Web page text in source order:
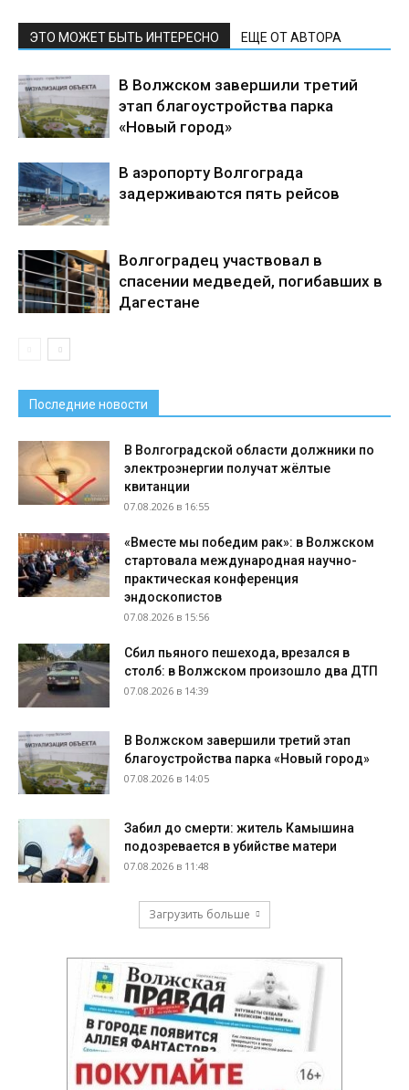
ЭТО МОЖЕТ БЫТЬ ИНТЕРЕСНО ЕЩЕ ОТ АВТОРА
В Волжском завершили третий
этап благоустройства парка
«Новый город»
В аэропорту Волгограда
задерживаются пять рейсов
Волгоградец участвовал в
спасении медведей, погибавших в
Дагестане
Последние новости
В Волгоградской области должники по
электроэнергии получат жёлтые
квитанции
07.08.2026 в 16:55
«Вместе мы победим рак»: в Волжском
стартовала международная научно-
практическая конференция
эндоскопистов
07.08.2026 в 15:56
Сбил пьяного пешехода, врезался в
столб: в Волжском произошло два ДТП
07.08.2026 в 14:39
В Волжском завершили третий этап
благоустройства парка «Новый город»
07.08.2026 в 14:05
Забил до смерти: житель Камышина
подозревается в убийстве матери
07.08.2026 в 11:48
Загрузить больше